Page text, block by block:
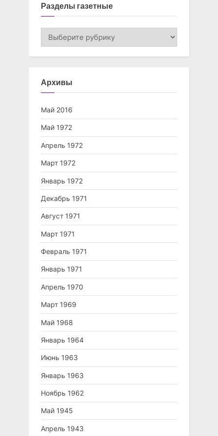
Разделы газетные
Разделы
Архивы
Май 2016
Май 1972
Апрель 1972
Март 1972
Январь 1972
Декабрь 1971
Август 1971
Март 1971
Февраль 1971
Январь 1971
Апрель 1970
Март 1969
Май 1968
Январь 1964
Июнь 1963
Январь 1963
Ноябрь 1962
Май 1945
Апрель 1943